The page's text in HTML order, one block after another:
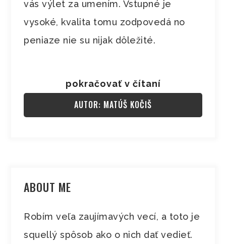
vás výlet za umením. Vstupné je
vysoké, kvalita tomu zodpovedá no
peniaze nie su nijak dôležité.
pokračovať v čítaní
AUTOR: MATÚŠ KOČIŠ
ABOUT ME
Robím veľa zaujímavých vecí, a toto je
squellý spôsob ako o nich dať vedieť.